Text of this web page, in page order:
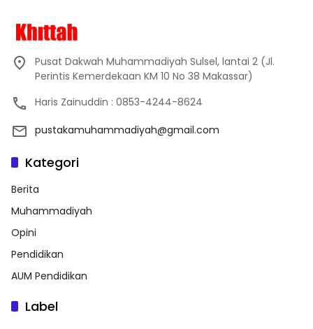
Pusat Dakwah Muhammadiyah Sulsel, lantai 2 (Jl.
Perintis Kemerdekaan KM 10 No 38 Makassar)
Haris Zainuddin : 0853-4244-8624
pustakamuhammadiyah@gmail.com
Kategori
Berita
Muhammadiyah
Opini
Pendidikan
AUM Pendidikan
Label